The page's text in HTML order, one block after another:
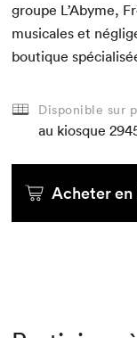
groupe L’Abyme,
musi­cales et
bou­tique
Disponible sur
au kiosque
Acheter en